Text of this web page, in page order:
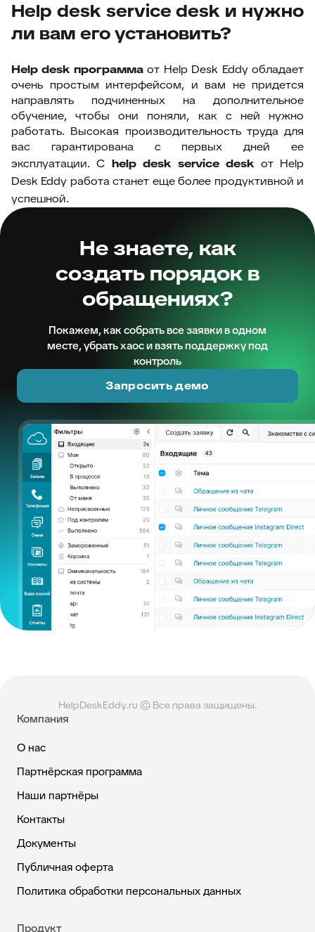
Help desk service desk и нужно
ли вам его установить?
Help desk программаот Help Desk Eddy обладает
очень простым интерфейсом, и вам не придется
направлять подчиненных на дополнительное
обучение, чтобы они поняли, как с ней нужно
работать. Высокая производительность труда для
вас гарантирована с первых дней ее
эксплуатации.С help desk service desk от Help
Desk Eddy работа станет еще более продуктивной и
успешной.
Не знаете, как
создать порядок в
обращениях?
Покажем, как собрать все заявки в одном
месте, убрать хаос и взять поддержку под
контроль
Запросить демо
HelpDeskEddy.ru © Все права защищены.
Компания
О нас
Партнёрская программа
Наши партнёры
Контакты
Документы
Публичная оферта
Политика обработки персональных данных
Продукт